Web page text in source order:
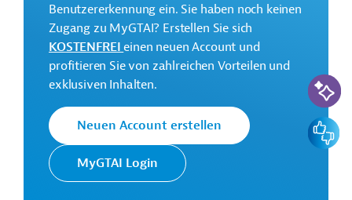
GTAI informiert über die Weltbankgruppe:
Schwerpunkte, Regularien und praktische Hinweise zur
Geschäftsanbahnung.
Gesamtkosten:
2,8 Milliarden US-Dollar
Geberbeitrag:
450 Millionen US-Dollar (IBRD; Darlehen)
300 Millionen US-Dollar (IDA; Kredit)
Benutzererkennung ein. Sie haben noch keinen
Zugang zu MyGTAI? Erstellen Sie sich
KOSTENFREIeinen neuen Account und
profitieren Sie von zahlreichen Vorteilen und
exklusiven Inhalten.
Neuen Account erstellen
MyGTAI Login
KI-